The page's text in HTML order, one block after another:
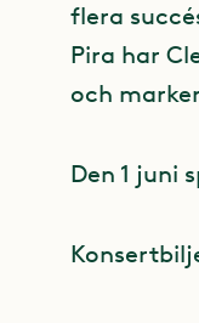
flera
Pira har
och
Den 1 juni